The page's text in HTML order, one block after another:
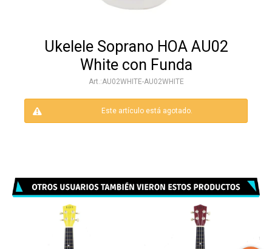
Ukelele Soprano HOA AU02
White con Funda
AU02WHITE-AU02WHITE
Este artículo está agotado.